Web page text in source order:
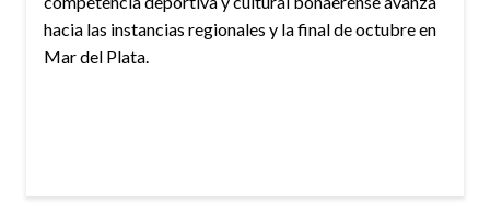
hacia las instancias regionales y la final de octubre en
Mar del Plata.